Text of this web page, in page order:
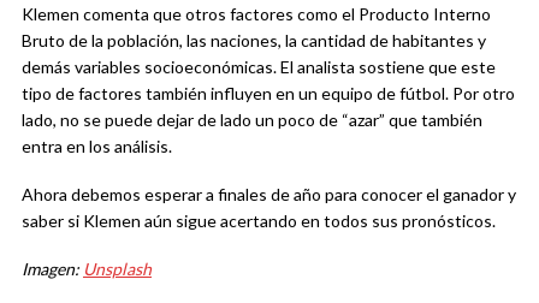
Klemen comenta que otros factores como el Producto Interno
Bruto de la población, las naciones, la cantidad de habitantes y
demás variables socioeconómicas. El analista sostiene que este
tipo de factores también influyen en un equipo de fútbol. Por otro
lado, no se puede dejar de lado un poco de “azar” que también
entra en los análisis.
Ahora debemos esperar a finales de año para conocer el ganador y
saber si Klemen aún sigue acertando en todos sus pronósticos.
Imagen: Unsplash